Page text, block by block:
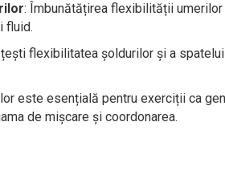
: Îmbunătățirea flexibilității umerilor
fluid.
flexibilitatea șoldurilor și a
este esențială pentru exerciții ca
de mișcare și coordonarea.